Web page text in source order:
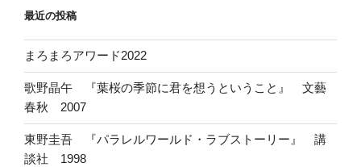
最近の投稿
まろまろアワード2022
歌野晶午 『葉桜の季節に君を想うということ』 文藝
春秋 2007
東野圭吾 『パラレルワールド・ラブストーリー』 講
談社 1998